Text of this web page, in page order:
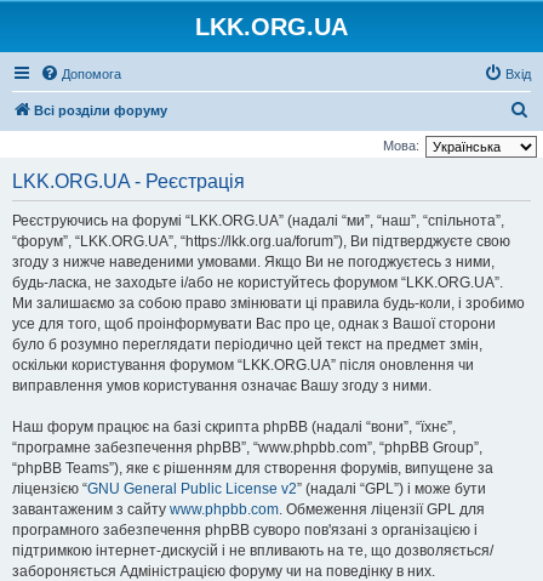
LKK.ORG.UA
Допомога Вхід
Всі розділи форуму
о
Мова:
LKK.ORG.UA - Реєстрація
Реєструючись на форумі “LKK.ORG.UA” (надалі “ми”, “наш”, “спільнота”,
“форум”, “LKK.ORG.UA”, “https://lkk.org.ua/forum”), Ви підтверджуєте свою
згоду з нижче наведеними умовами. Якщо Ви не погоджуєтесь з ними,
будь-ласка, не заходьте і/або не користуйтесь форумом “LKK.ORG.UA”.
Ми залишаємо за собою право змінювати ці правила будь-коли, і зробимо
усе для того, щоб проінформувати Вас про це, однак з Вашої сторони
було б розумно переглядати періодично цей текст на предмет змін,
оскільки користування форумом “LKK.ORG.UA” після оновлення чи
виправлення умов користування означає Вашу згоду з ними.
Наш форум працює на базі скрипта phpBB (надалі “вони”, “їхнє”,
“програмне забезпечення phpBB”, “www.phpbb.com”, “phpBB Group”,
“phpBB Teams”), яке є рішенням для створення форумів, випущене за
ліцензією “GNU General Public License v2” (надалі “GPL”) і може бути
завантаженим з сайту www.phpbb.com. Обмеження ліцензії GPL для
програмного забезпечення phpBB суворо пов'язані з організацією і
підтримкою інтернет-дискусій і не впливають на те, що дозволяється/
забороняється Адміністрацією форуму чи на поведінку в них.